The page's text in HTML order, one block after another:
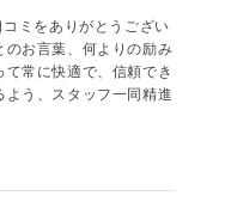
ミをありがとうござい
のお言葉、何よりの励み
常に快適で、信頼でき
う、スタッフ一同精進